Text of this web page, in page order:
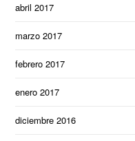
abril 2017
marzo 2017
febrero 2017
enero 2017
diciembre 2016